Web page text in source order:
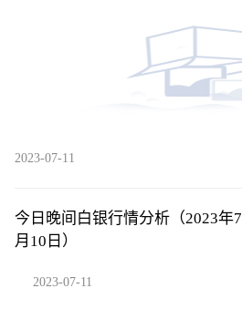
2023-07-11
今日晚间白银行情分析（2023年7
月10日）
2023-07-11